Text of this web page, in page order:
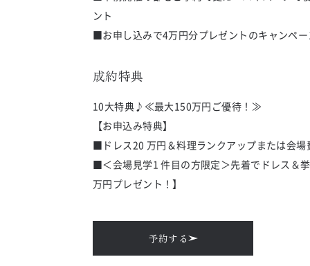
ント
■お申し込みで4万円分プレゼントのキャンペ
成約特典
10大特典♪≪最大150万円ご優待！≫
【お申込み特典】
■ドレス20 万円＆料理ランクアップまたは会場
■＜会場見学1 件目の方限定＞先着でドレス＆
万円プレゼント！】
予約する